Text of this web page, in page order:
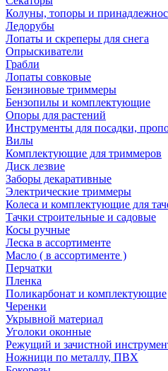
Колуны, топоры и
Ледорубы
Лопаты и скреперы для снега
Опрыскиватели
Грабли
Лопаты совковые
Бензиновые триммеры
Бензопилы и комплектующие
Опоры для растений
Инструменты для посадки,
Вилы
Комплектующие для триммеров
Диск лезвие
Заборы декаративные
Электрические триммеры
Колеса и комплектующие для
Тачки строительные и садовые
Косы ручные
Леска в ассортименте
Масло ( в ассортименте )
Перчатки
Пленка
Поликарбонат и комплектующие
Черенки
Укрывной материал
Уголоки оконные
Режущий и зачистной
Ножници по металлу, ПВХ